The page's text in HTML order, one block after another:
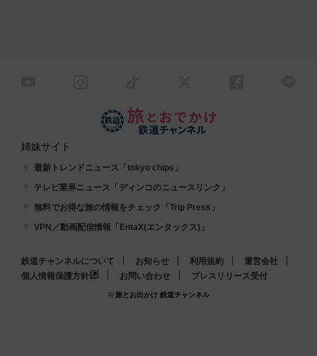
姉妹サイト
最新トレンドニュース「tokyo chips」
テレビ業界ニュース「ディンコのニュースリンク」
無料でお得な旅の情報をチェック「Trip Press」
VPN／動画配信情報「EntaX(エンタックス)」
鉄道チャンネルについて お知らせ 利用規約
運営会社
個人情報保護方針
お問い合わせ プレスリリース受付
© 旅とお出かけ 鉄道チャンネル